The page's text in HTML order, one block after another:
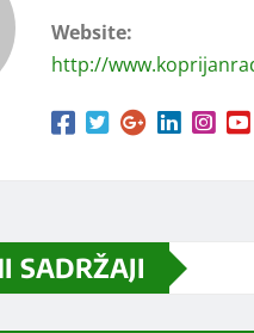
Website:
http://
SADRŽAJI